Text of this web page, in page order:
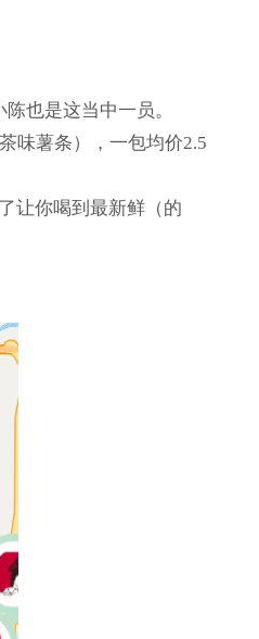
也是这当中一员。
味薯条），一包均价2.5
让你喝到最新鲜（的